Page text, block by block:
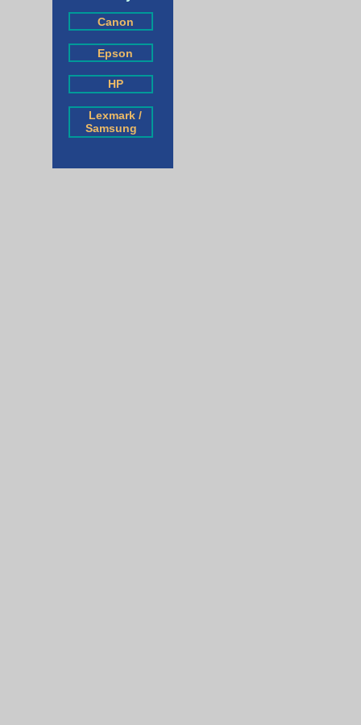
Canon
Epson
HP
Lexmark /
Samsung